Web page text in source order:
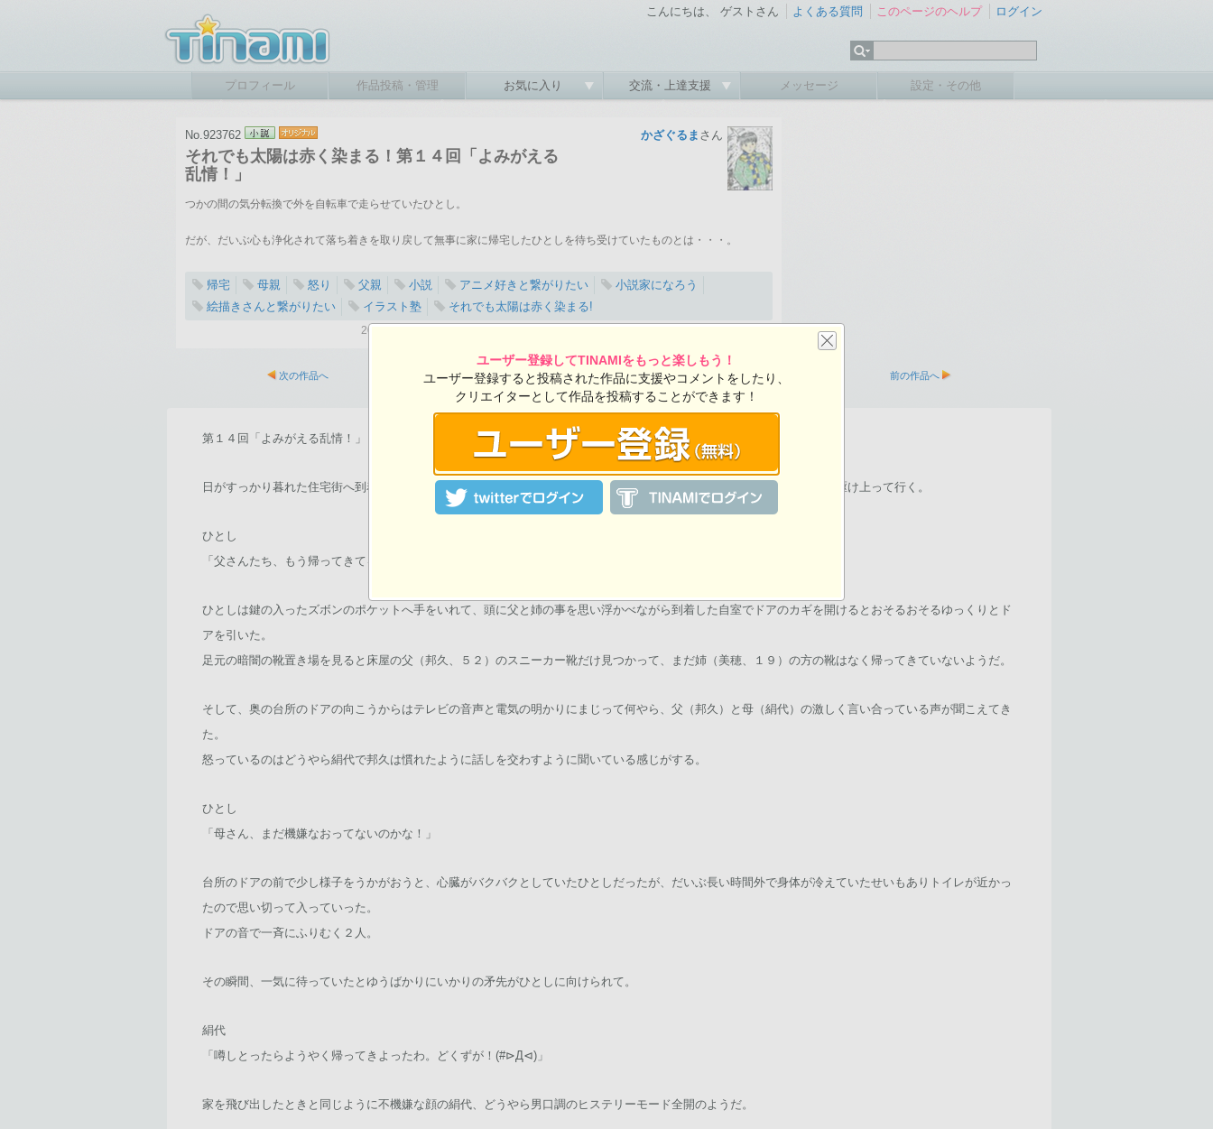
こんにちは、 ゲストさん よくある質問 このページのヘルプ ログイン
プロフィール 作品投稿・管理 お気に入り 交流・上達支援 メッセージ 設定・その他
No.923762
それでも太陽は赤く染まる！第１４回「よみがえる
乱情！」
かざぐるま さん
つかの間の気分転換で外を自転車で走らせていたひとし。
だが、だいぶ心も浄化されて落ち着きを取り戻して無事に家に帰宅したひとしを待ち受けていたものとは・・・。
帰宅 母親 怒り 父親 小説 アニメ好きと繋がりたい
小説家になろう
絵描きさんと繋がりたい
イラスト塾 それでも太陽は赤く染まる!
2017-09-25 21:02:47 投稿 ／ 全1ページ 総閲覧数：1012 閲覧ユーザー数：1012
次の作品へ かざぐるまさんの投稿作品一覧 前の作品へ
第１４回「よみがえる乱情！」
日がすっかり暮れた住宅街へ到着したひとしは自転車を止め、いそいで得意の２段飛ばしで自室の５０１号室へと階段を駆け上って行く。
ひとし
「父さんたち、もう帰ってきてるかもしれない！」
ひとしは鍵の入ったズボンのポケットへ手をいれて、頭に父と姉の事を思い浮かべながら到着した自室でドアのカギを開けるとおそるおそるゆっくりとド
アを引いた。
足元の暗闇の靴置き場を見ると床屋の父（邦久、５２）のスニーカー靴だけ見つかって、まだ姉（美穂、１９）の方の靴はなく帰ってきていないようだ。
そして、奥の台所のドアの向こうからはテレビの音声と電気の明かりにまじって何やら、父（邦久）と母（絹代）の激しく言い合っている声が聞こえてき
た。
怒っているのはどうやら絹代で邦久は慣れたように話しを交わすように聞いている感じがする。
ひとし
「母さん、まだ機嫌なおってないのかな！」
台所のドアの前で少し様子をうかがおうと、心臓がバクバクとしていたひとしだったが、だいぶ長い時間外で身体が冷えていたせいもありトイレが近かっ
たので思い切って入っていった。
ドアの音で一斉にふりむく２人。
その瞬間、一気に待っていたとゆうばかりにいかりの矛先がひとしに向けられて。
絹代
「噂しとったらようやく帰ってきよったわ。どくずが！(#⊳Д⊲)」
家を飛び出したときと同じように不機嫌な顔の絹代、どうやら男口調のヒステリーモード全開のようだ。
ユーザー登録してTINAMIをもっと楽しもう！
ユーザー登録すると投稿された作品に支援やコメントをしたり、
クリエイターとして作品を投稿することができます！